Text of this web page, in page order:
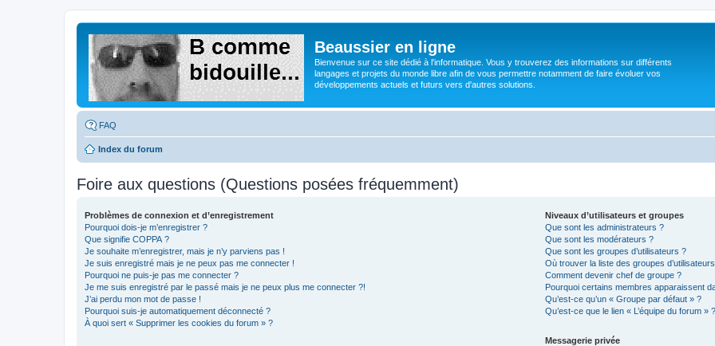
Beaussier en ligne
Bienvenue sur ce site dédié à l'informatique. Vous y trouverez des informations sur différents
langages et projets du monde libre afin de vous permettre notamment de faire évoluer vos
développements actuels et futurs vers d'autres solutions.
FAQ
Index du forum
Foire aux questions (Questions posées fréquemment)
Problèmes de connexion et d’enregistrement
Pourquoi dois-je m’enregistrer ?
Que signifie COPPA ?
Je souhaite m’enregistrer, mais je n’y parviens pas !
Je suis enregistré mais je ne peux pas me connecter !
Pourquoi ne puis-je pas me connecter ?
Je me suis enregistré par le passé mais je ne peux plus me connecter ?!
J’ai perdu mon mot de passe !
Pourquoi suis-je automatiquement déconnecté ?
À quoi sert « Supprimer les cookies du forum » ?
Niveaux d’utilisateurs et groupes
Que sont les administrateurs ?
Que sont les modérateurs ?
Que sont les groupes d’utilisateurs ?
Où trouver la liste des groupes
Comment devenir chef de groupe ?
Pourquoi certains membres apparaissent
Qu’est-ce qu’un « Groupe par défaut » ?
Qu’est-ce que le lien « L’équipe du forum »
Messagerie privée